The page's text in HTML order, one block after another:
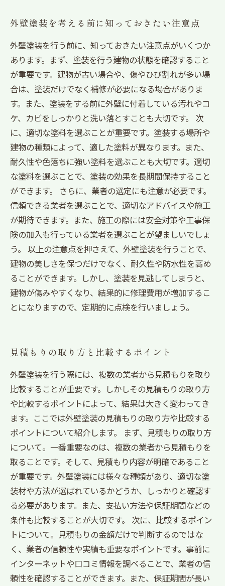
外壁塗装を考える前に知っておきたい注意点
外壁塗装を行う前に、知っておきたい注意点がいくつか
あります。まず、塗装を行う建物の状態を確認すること
が重要です。建物が古い場合や、傷やひび割れが多い場
合は、塗装だけでなく補修が必要になる場合がありま
す。また、塗装をする前に外壁に付着している汚れやコ
ケ、カビをしっかりと洗い落とすことも大切です。 次
に、適切な塗料を選ぶことが重要です。塗装する場所や
建物の種類によって、適した塗料が異なります。また、
耐久性や色落ちに強い塗料を選ぶことも大切です。適切
な塗料を選ぶことで、塗装の効果を長期間保持すること
ができます。 さらに、業者の選定にも注意が必要です。
信頼できる業者を選ぶことで、適切なアドバイスや施工
が期待できます。また、施工の際には安全対策や工事保
険の加入も行っている業者を選ぶことが望ましいでしょ
う。 以上の注意点を押さえて、外壁塗装を行うことで、
建物の美しさを保つだけでなく、耐久性や防水性を高め
ることができます。しかし、塗装を見逃してしまうと、
建物が傷みやすくなり、結果的に修理費用が増加するこ
とになりますので、定期的に点検を行いましょう。
見積もりの取り方と比較するポイント
外壁塗装を行う際には、複数の業者から見積もりを取り
比較することが重要です。しかしその見積もりの取り方
や比較するポイントによって、結果は大きく変わってき
ます。ここでは外壁塗装の見積もりの取り方や比較する
ポイントについて紹介します。 まず、見積もりの取り方
について。一番重要なのは、複数の業者から見積もりを
取ることです。そして、見積もり内容が明確であること
が重要です。外壁塗装には様々な種類があり、適切な塗
装材や方法が選ばれているかどうか、しっかりと確認す
る必要があります。また、支払い方法や保証期間などの
条件も比較することが大切です。 次に、比較するポイン
トについて。見積もりの金額だけで判断するのではな
く、業者の信頼性や実績も重要なポイントです。事前に
インターネットや口コミ情報を調べることで、業者の信
頼性を確認することができます。また、保証期間が長い